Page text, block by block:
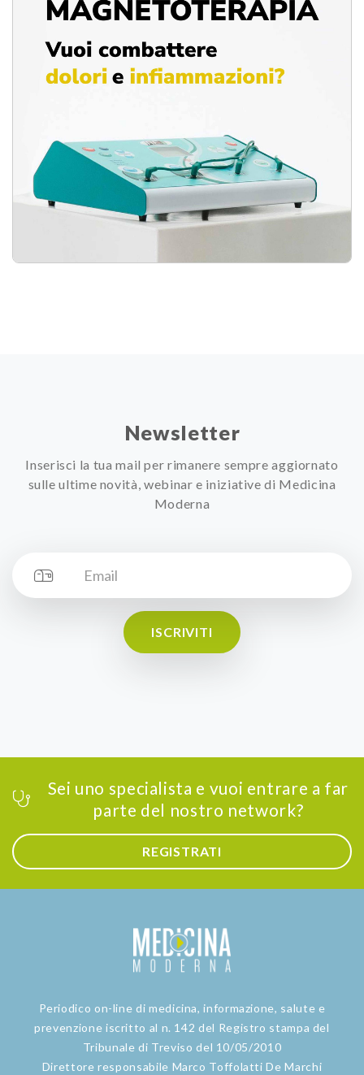
Newsletter
Inserisci la tua mail per rimanere sempre aggiornato
sulle ultime novità, webinar e iniziative di Medicina
Moderna
ISCRIVITI
Sei uno specialista e vuoi entrare a far
parte del nostro network?
REGISTRATI
Periodico on-line di medicina, informazione, salute e
prevenzione iscritto al n. 142 del Registro stampa del
Tribunale di Treviso del 10/05/2010
Direttore responsabile Marco Toffolatti De Marchi